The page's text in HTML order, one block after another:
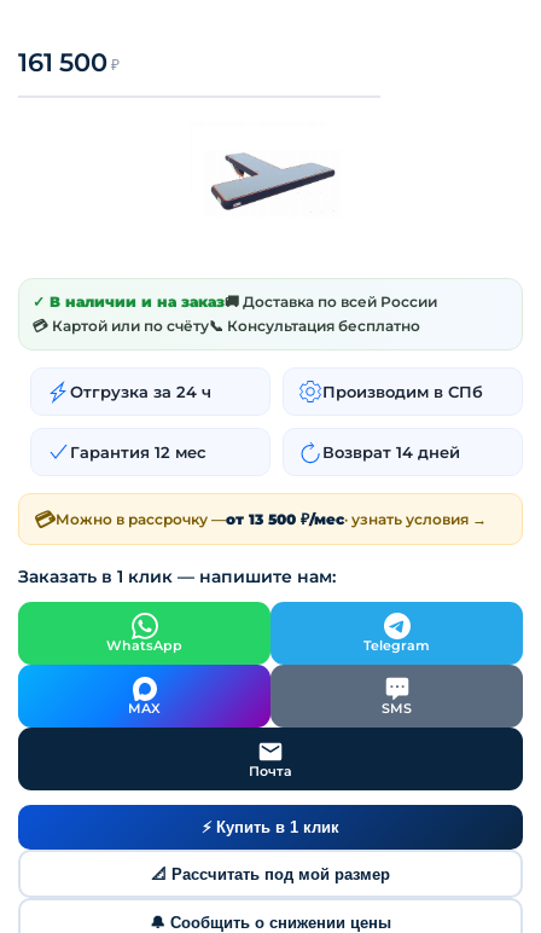
161 500 ₽
✓ В наличии и на заказ🚚 Доставка по всей России
💳 Картой или по счёту📞 Консультация бесплатно
Отгрузка за 24 ч Производим в СПб
Гарантия 12 мес Возврат 14 дней
💳Можно в рассрочку —от 13 500 ₽/мес· узнать условия →
Заказать в 1 клик — напишите нам:
WhatsApp Telegram
MAX SMS
Почта
⚡ Купить в 1 клик
📐 Рассчитать под мой размер
🔔 Сообщить о снижении цены